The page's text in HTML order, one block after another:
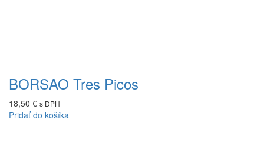
BORSAO Tres Picos
18,50 € s DPH
Pridať do košíka